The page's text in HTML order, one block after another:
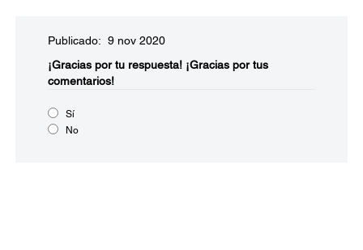
Publicado: 9 nov 2020
¡Gracias por tu respuesta! ¡Gracias por tus
comentarios!
Sí
No